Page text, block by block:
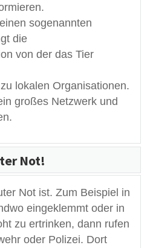
sogenannten
die
von der das Tier
lokalen Organisationen.
großes Netzwerk und
Not!
Not ist. Zum Beispiel in
eingeklemmt oder in
zu ertrinken, dann rufen
oder Polizei. Dort